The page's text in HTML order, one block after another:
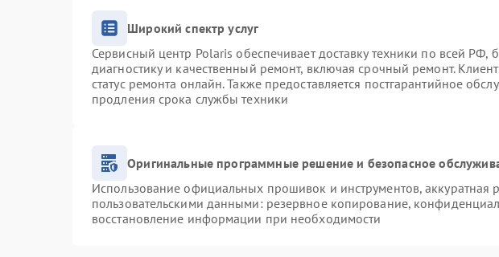
Широкий спектр услуг
Сервисный центр Polaris обеспечивает доставку техники по всей РФ,
диагностику и качественный ремонт, включая срочный ремонт.
статус ремонта онлайн. Также предоставляется постгарантийное
продления срока службы техники
Оригинальные программные решение и безопасное
Использование официальных прошивок и инструментов, аккуратная
пользовательскими данными: резервное копирование,
восстановление информации при необходимости